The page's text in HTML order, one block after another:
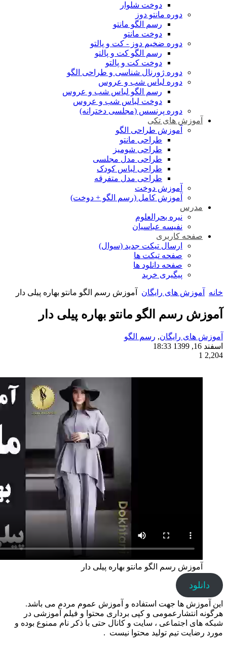
دوخت شلوار
دوره مانتو دوز
رسم الگو مانتو
دوخت مانتو
دوره ضخیم دوز - کت و پالتو
رسم الگو کت و پالتو
دوخت کت و پالتو
دوره ژورنال شناسی و طراحی الگو
دوره لباس شب و عروس
رسم الگو لباس شب و عروس
دوخت لباس شب و عروس
دوره پرنسس (مجلسی دخترانه)
آموزش های تکی
آموزش طراحی الگو
طراحی مانتو
طراحی شومیز
طراحی مدل مجلسی
طراحی لباس کودک
طراحی مدل متفرقه
آموزش دوخت
آموزش کامل (رسم الگو + دوخت)
مدرس
نیره بحرالعلوم
نفیسه عباسیان
صفحه کاربری
ارسال تیکت جدید (سوال)
صفحه تیکت ها
صفحه دانلود ها
پیگیری خرید
خانه آموزش های رایگان آموزش رسم الگو مانتو بهاره پیلی دار
آموزش رسم الگو مانتو بهاره پیلی دار
آموزش های رایگان, رسم الگو
اسفند 16, 1399 18:33
2,204
1
آموزش رسم الگو مانتو بهاره پیلی دار
دانلود
این آموزش ها جهت استفاده و آموزش عموم مردم می باشد.
هرگونه انتشارعمومی و کپی برداری محتوا و فیلم آموزشی در
شبکه های اجتماعی ، سایت و کانال حتی با ذکر نام ممنوع بوده و
مورد رضایت تیم تولید محتوا نیست .